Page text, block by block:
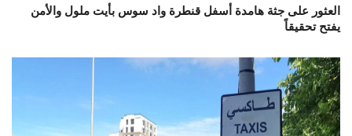
العثور على جثة هامدة أسفل قنطرة واد سوس بأيت ملول والأمن
يفتح تحقيقاً